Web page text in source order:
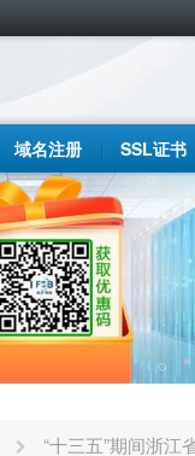
域名注册 SSL证书
“十三五”期间浙